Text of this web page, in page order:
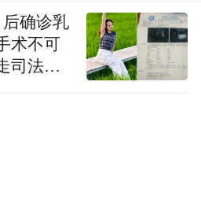
确诊乳
术不可
司法途